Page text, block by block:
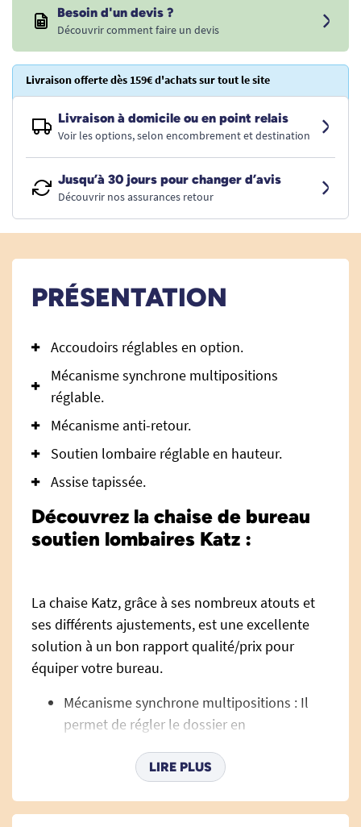
Besoin d'un devis ?
Découvrir comment faire un devis
Livraison offerte dès 159€ d'achats sur tout le site
Livraison à domicile ou en point relais
Voir les options, selon encombrement et destination
Jusqu’à 30 jours pour changer d’avis
Découvrir nos assurances retour
PRÉSENTATION
Accoudoirs réglables en option.
Mécanisme synchrone multipositions
réglable.
Mécanisme anti-retour.
Soutien lombaire réglable en hauteur.
Assise tapissée.
Découvrez la chaise de bureau
soutien lombaires Katz :
La chaise Katz, grâce à ses nombreux atouts et
ses différents ajustements, est une excellente
solution à un bon rapport qualité/prix pour
équiper votre bureau.
Mécanisme synchrone multipositions : Il
permet de régler le dossier en
une bonne position.
réglables en hauteur pour s'adapter aux
LIRE PLUS